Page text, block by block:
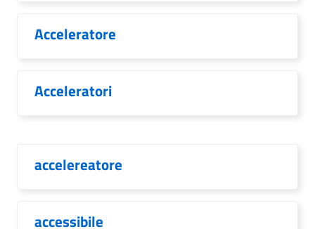
Acceleratore
Acceleratori
accelereatore
accessibile